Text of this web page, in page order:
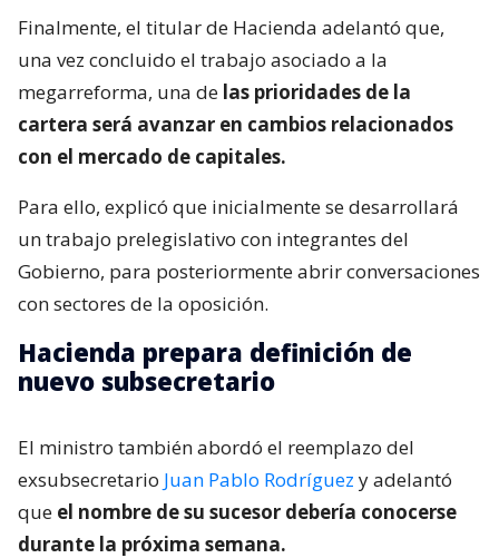
Finalmente, el titular de Hacienda adelantó que,
una vez concluido el trabajo asociado a la
megarreforma, una de las prioridades de la
cartera será avanzar en cambios relacionados
con el mercado de capitales.
Para ello, explicó que inicialmente se desarrollará
un trabajo prelegislativo con integrantes del
Gobierno, para posteriormente abrir conversaciones
con sectores de la oposición.
Hacienda prepara definición de
nuevo subsecretario
El ministro también abordó el reemplazo del
exsubsecretario Juan Pablo Rodríguez y adelantó
que el nombre de su sucesor debería conocerse
durante la próxima semana.